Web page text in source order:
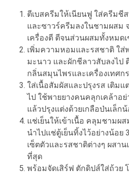
ตีเบสครีมให้เนียนฟู ใส่ครีมชี
และซาวร์ครีมลงในชามผสม
เครื่องตี ตีจนส่วนผสมทั้งหมด
เพิ่มความหอมและรสชาติ ใส่
มะนาว และผักชีลาวสับลงไป
กลิ่นสมุนไพรและเครื่องเทศก
ใส่เนื้อสัมผัสและปรุงรส เติมแ
ไป ใช้พายยางคนคลุกเคล้าอ
แล้วปรุงแต่งด้วยเกลือป่นเล็ก
แช่เย็นให้เข้าเนื้อ คลุมชามผ
นำไปแช่ตู้เย็นทิ้งไว้อย่างน้อย
เซ็ตตัวและรสชาติต่างๆ ผสา
ที่สุด
พร้อมจัดเสิร์ฟ ตักดิปส์ใส่ถ้วย